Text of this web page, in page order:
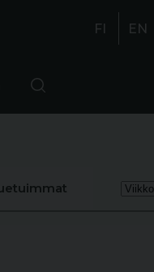
FI EN